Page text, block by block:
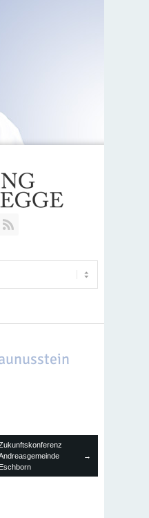
Join our Facebook Group
Eschborn
→